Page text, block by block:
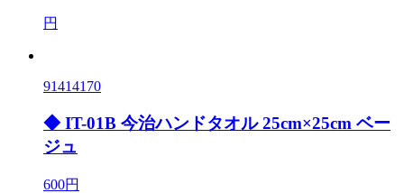
円
91414170
◆ IT-01B 今治ハンドタオル 25cm×25cm ベー
ジュ
600円